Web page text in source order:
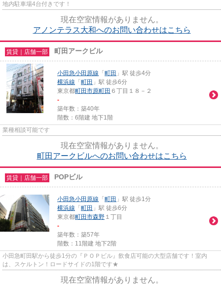
地内駐車場4台付きです！
現在空室情報がありません。
アノンテラス大和へのお問い合わせはこちら
賃貸｜店舗一部 町田アークビル
小田急小田原線 「 町田 」駅 徒歩4分
横浜線 「 町田 」駅 徒歩6分
東京都町田市原町田 ６丁目１８－２
-
築年数：築40年
階数：6階建 地下1階
業種相談可能です
現在空室情報がありません。
町田アークビルへのお問い合わせはこちら
賃貸｜店舗一部 POPビル
小田急小田原線 「 町田 」駅 徒歩1分
横浜線 「 町田 」駅 徒歩6分
東京都町田市森野 １丁目
-
築年数：築57年
階数：11階建 地下2階
小田急町田駅から徒歩1分の『ＰＯＰビル』飲食店可能の大型店舗です！室内
は、スケルトン！ロードサイドの1階です★
現在空室情報がありません。